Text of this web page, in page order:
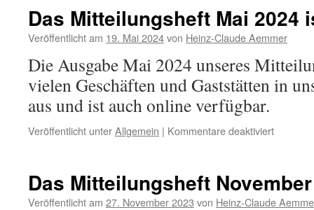
2024
ist
Das Mitteilungsheft Mai 2024
Veröffentlicht am 19. Mai 2024von Heinz-Claude Aemmer
Die Ausgabe Mai 2024 unseres
vielen Geschäften und Gaststätten in
aus und ist auch online verfügbar.
Veröffentlicht unterAllgemein | Kommentare deaktiviertfür
2024
ist
Das Mitteilungsheft
Veröffentlicht am 27. November 2023 von Heinz-Claude